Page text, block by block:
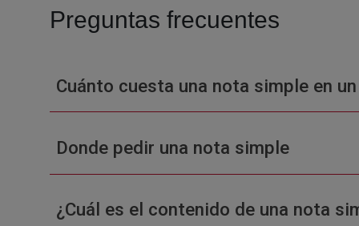
Preguntas frecuentes
Cuánto cuesta una nota simple en
Donde pedir una nota simple
¿Cuál es el contenido de una nota